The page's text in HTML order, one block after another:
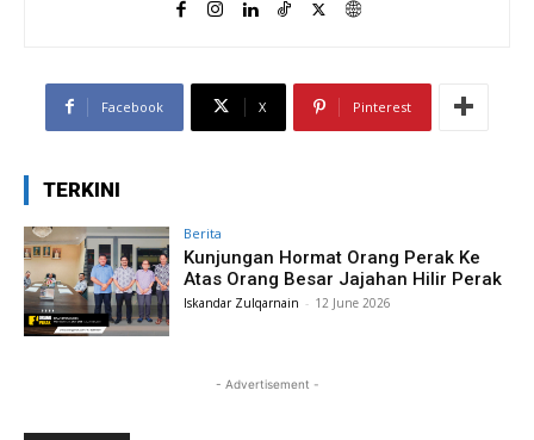
Facebook X Pinterest
TERKINI
Berita
Kunjungan Hormat Orang Perak Ke
Atas Orang Besar Jajahan Hilir Perak
Iskandar Zulqarnain - 12 June 2026
- Advertisement -